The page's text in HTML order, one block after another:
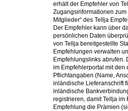
erhält der Empfehler von
Zugangsinformationen zum
Mitglieder“ des Tellja
Der Empfehler kann über
persönlichen Daten
von Tellja bereitgestellte
Empfehlungen verwalten
Empfehlungslinks abrufen.
im Empfehlerportal mit den
Pflichtangaben (Name,
inländische Lieferanschrift
inländische
registrieren, damit Tellja im
Empfehlung die Prämien